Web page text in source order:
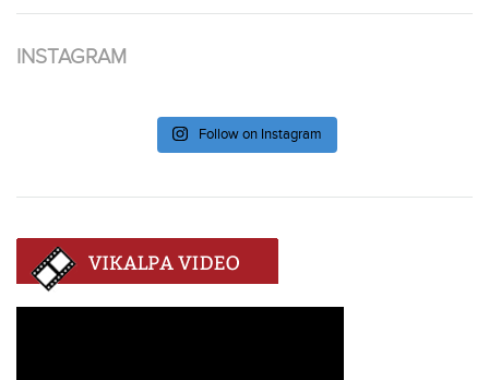
INSTAGRAM
Follow on Instagram